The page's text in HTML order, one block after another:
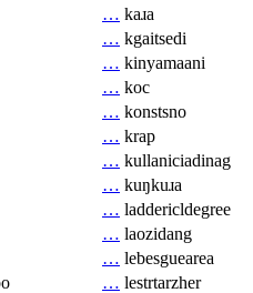
… kaɹa
… kgaitsedi
… kinyamaani
… koc
… konstsno
… krap
… kullaniciadinag
… kuŋkuɹa
… laddericldegree
… laozidang
… lebesguearea
… lestrtarzher